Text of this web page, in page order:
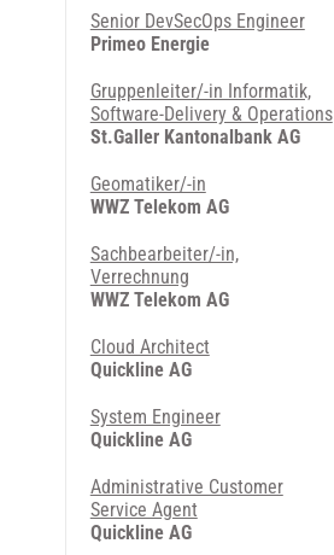
Senior DevSecOps Engineer
Primeo Energie
Gruppenleiter/-in Informatik,
Software-Delivery & Operations
St.Galler Kantonalbank AG
Geomatiker/-in
WWZ Telekom AG
Sachbearbeiter/-in,
Verrechnung
WWZ Telekom AG
Cloud Architect
Quickline AG
System Engineer
Quickline AG
Administrative Customer
Service Agent
Quickline AG